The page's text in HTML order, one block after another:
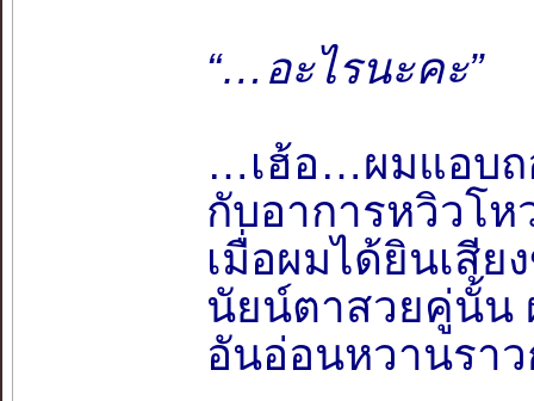
“…อะไรนะคะ”
…เฮ้อ…ผมแอบถ
กับอาการหวิวโ
เมื่อผมได้ยินเสีย
นัยน์ตาสวยคู่นั้น
อันอ่อนหวานรา